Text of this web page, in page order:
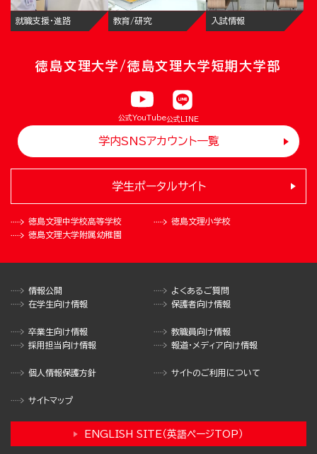
就職支援・進路 教育/研究 入試情報
徳島文理大学/徳島文理大学短期大学部
公式YouTube公式LINE
学内SNSアカウント一覧
徳島文理中学校高等学校
徳島文理小学校
徳島文理大学附属幼稚園
学生ポータルサイト
情報公開
よくあるご質問
在学生向け情報
保護者向け情報
卒業生向け情報
教職員向け情報
採用担当向け情報
報道・メディア向け情報
個人情報保護方針 サイトのご利用について
サイトマップ
ENGLISH SITE（英語ページTOP）